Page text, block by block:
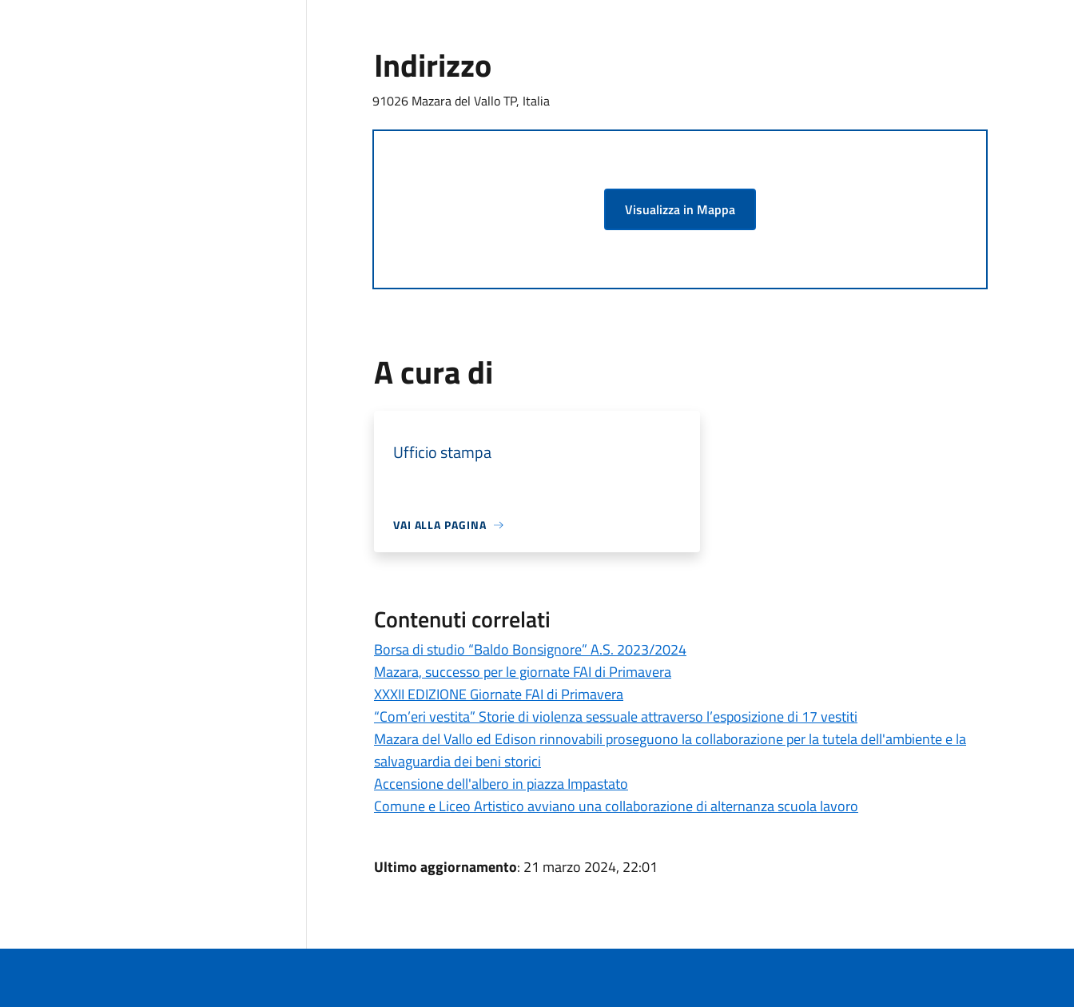
Indirizzo
91026 Mazara del Vallo TP, Italia
Visualizza in Mappa
A cura di
Ufficio stampa
VAI ALLA PAGINA
Contenuti correlati
Borsa di studio “Baldo Bonsignore” A.S. 2023/2024
Mazara, successo per le giornate FAI di Primavera
XXXII EDIZIONE Giornate FAI di Primavera
“Com’eri vestita” Storie di violenza sessuale attraverso l’esposizione di 17 vestiti
Mazara del Vallo ed Edison rinnovabili proseguono la collaborazione per la tutela dell'ambiente e la
salvaguardia dei beni storici
Accensione dell'albero in piazza Impastato
Comune e Liceo Artistico avviano una collaborazione di alternanza scuola lavoro
Ultimo aggiornamento: 21 marzo 2024, 22:01